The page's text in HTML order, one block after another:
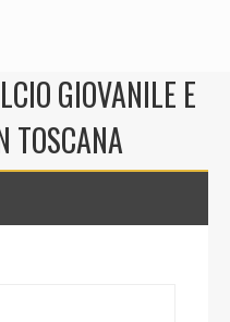
GIOVANILE E
TOSCANA